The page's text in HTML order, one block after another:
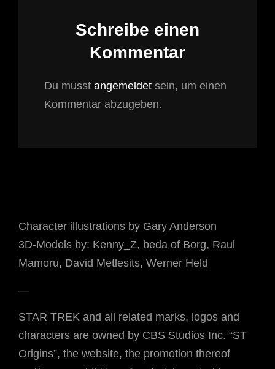
Schreibe einen
Kommentar
Du musst angemeldet sein, um einen
Kommentar abzugeben.
Character illustrations by Gary Anderson
3D-Models by: Kenny_Z, beda of Borg, Raul
Mamoru, David Metlesits, Werner Held
—
STAR TREK and all related marks, logos and
characters are owned by CBS Studios Inc. “ST
Origins”, the website, the promotion thereof